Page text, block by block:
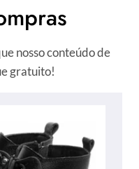
nosso conteúdo de
gratuito!